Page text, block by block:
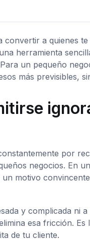
convertir a quienes
herramienta
un pequeño
más previsibles,
por
negocios. En
un motivo
y complicada ni
esa fricción.
de tu cliente.